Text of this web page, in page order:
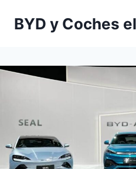
BYD y Coches